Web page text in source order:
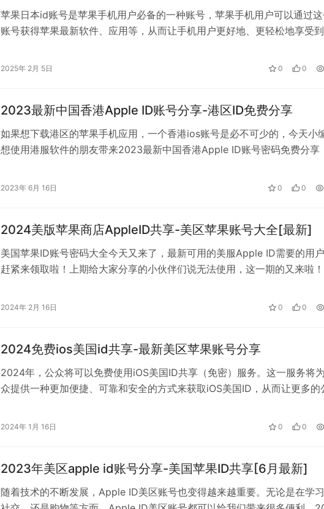
苹果日本id账号是苹果手机用户必备的一种账号，苹果手机用户可以通过
账号获得苹果最新软件、应用等，从而让手机用户更好地、更轻松地享受到
2025年 2月 5日 0 0
2023最新中国香港Apple ID账号分享-港区ID免费分享
如果想下载港区的苹果手机应用，一个香港ios账号是必不可少的，今天小
想使用港服软件的朋友带来2023最新中国香港Apple ID账号密码免费分享
2023年 6月 16日 0 0
2024美版苹果商店AppleID共享-美区苹果账号大全[最新]
美国苹果ID账号密码大全今天又来了，最新可用的美服Apple ID需要的用
赶紧来领取啦！上期给大家分享的小伙伴们说无法使用，这一期的又来啦！
2024年 2月 16日 0 0
2024免费ios美国id共享-最新美区苹果账号分享
2024年，公众将可以免费使用iOS美国ID共享（免密）服务。这一服务将
众提供一种更加便捷、可靠和安全的方式来获取iOS美国ID，从而让更多的
2024年 1月 16日 0 0
2023年美区apple id账号分享-美国苹果ID共享[6月最新]
随着技术的不断发展，Apple ID美区账号也变得越来越重要。无论是在学习